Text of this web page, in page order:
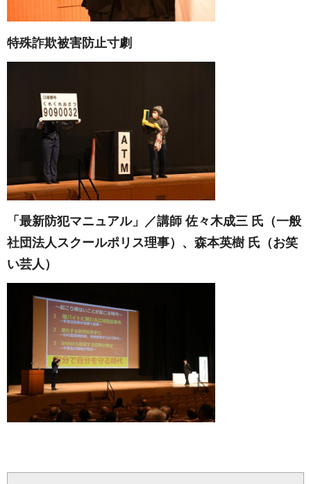
特殊詐欺被害防止寸劇
「最新防犯マニュアル」／講師 佐々木成三 氏（一般
社団法人スクールポリス理事）、森本英樹 氏（お笑
い芸人）